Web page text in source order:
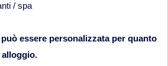
Portogallo
/ spa
essere personalizzata per quanto